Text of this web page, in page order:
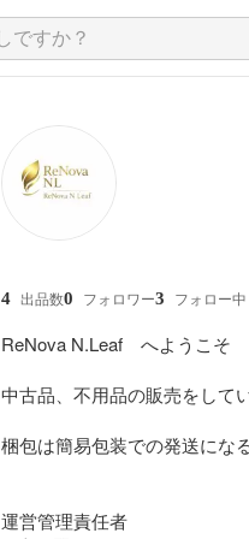
4 出品数0 フォロワー3 フォロー中
ReNova N.Leaf　へようこそ
中古品、不用品の販売をして
梱包は簡易包装での発送にな
運営管理責任者